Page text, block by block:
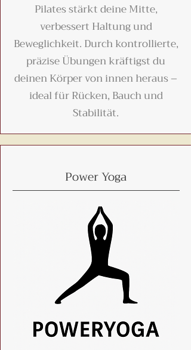
Pilates stärkt deine Mitte,
verbessert Haltung und
Beweglichkeit. Durch kontrollierte,
präzise Übungen kräftigst du
deinen Körper von innen heraus –
ideal für Rücken, Bauch und
Stabilität.
Power Yoga